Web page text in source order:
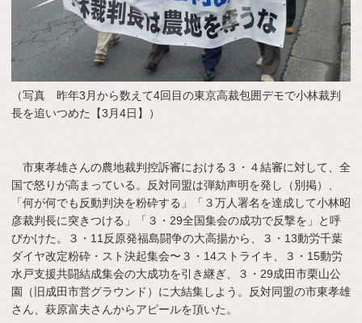
（写真 昨年3月から数えて4回目の東京高裁包囲デモで小林裁判
長を追いつめた【3月4日】）
市東孝雄さんの農地裁判控訴審における３・４結審に対して、全
国で怒りが高まっている。反対同盟は弾劾声明を発し（別掲）、
「何が何でも反動判決を粉砕する」「３万人署名を達成して小林昭
彦裁判長に突きつける」「３・29全国集会の成功で反撃を」と呼
びかけた。３・11反原発福島闘争の大高揚から、３・13動労千葉
ダイヤ改定粉砕・スト決起集会〜３・14ストライキ、３・15動労
水戸支援共闘結成集会の大成功を引き継ぎ、３・29成田市栗山公
園（旧成田市営グラウンド）に大結集しよう。反対同盟の市東孝雄
さん、萩原富夫さんからアピールを頂いた。